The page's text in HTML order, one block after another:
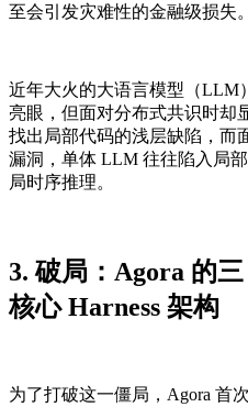
至会引发灾难性的金融级损失。
近年大火的大语言模型（LLM
亮眼，但面对分布式共识时却
找出局部代码的浅层缺陷，而
漏洞，单体 LLM 往往陷入局
局时序推理。
3. 破局：Agora 的
核心 Harness 架构
为了打破这一僵局，Agora 首